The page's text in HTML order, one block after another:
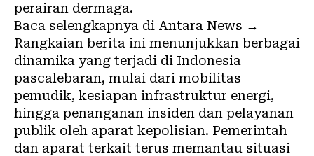
perairan dermaga.
Baca selengkapnya di Antara News →
Rangkaian berita ini menunjukkan berbagai
dinamika yang terjadi di Indonesia
pascalebaran, mulai dari mobilitas
pemudik, kesiapan infrastruktur energi,
hingga penanganan insiden dan pelayanan
publik oleh aparat kepolisian. Pemerintah
dan aparat terkait terus memantau situasi